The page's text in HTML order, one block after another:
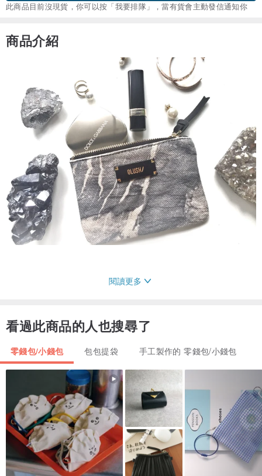
此商品目前沒現貨，你可以按「我要排隊」，當有貨會主動發信通知你
商品介紹
閱讀更多
看過此商品的人也搜尋了
零錢包/小錢包 包包提袋 手工製作的 零錢包/小錢包